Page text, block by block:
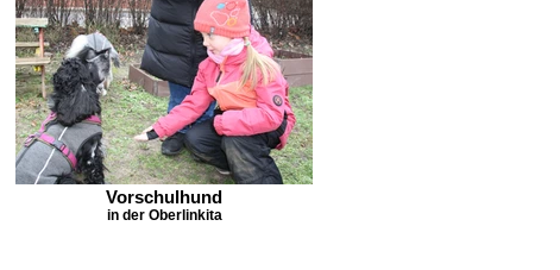
Vorschulhund
in der Oberlinkita